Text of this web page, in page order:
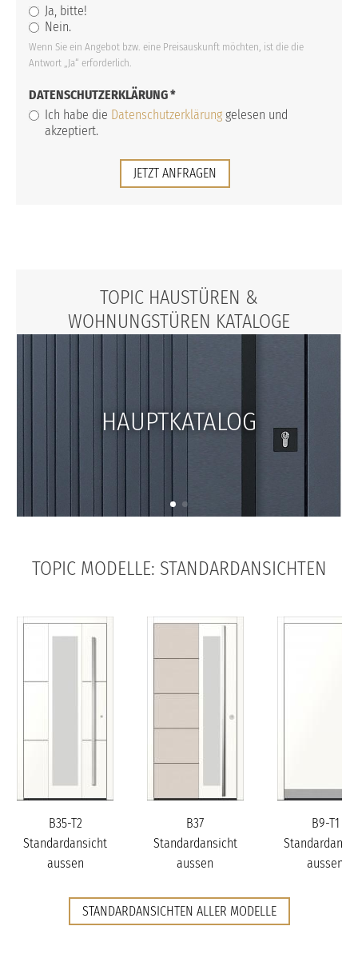
Ja, bitte!
Nein.
Wenn Sie ein Angebot bzw. eine Preisauskunft möchten, ist die die
Antwort „Ja“ erforderlich.
DATENSCHUTZERKLÄRUNG*
Ich habe die Datenschutzerklärung gelesen und
akzeptiert.
JETZT ANFRAGEN
TOPIC HAUSTÜREN &
WOHNUNGSTÜREN KATALOGE
HAUPTKATALOG
TOPIC MODELLE: STANDARDANSICHTEN
B35-T2
Standardansicht
aussen
B37
Standardansicht
aussen
B9-T1
aussen
STANDARDANSICHTEN ALLER MODELLE